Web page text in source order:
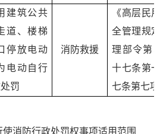
建筑公共
道、楼梯
停放电动
电动自行
罚
消防救援
《高层民
全管理规
理部令第
十七条第
七条第七项
消防行政处罚权事项适用范围